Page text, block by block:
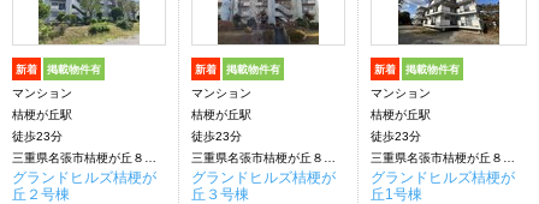
新着 掲載物件有
マンション
桔梗が丘駅
徒歩23分
グランドヒルズ桔梗が
丘２号棟
新着 掲載物件有
マンション
桔梗が丘駅
徒歩23分
グランドヒルズ桔梗が
丘３号棟
新着 掲載物件有
マンション
桔梗が丘駅
徒歩23分
グランドヒルズ桔梗が
丘1号棟